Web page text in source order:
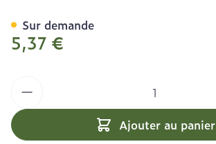
5,37 €
Ajouter au panier
Sur demande